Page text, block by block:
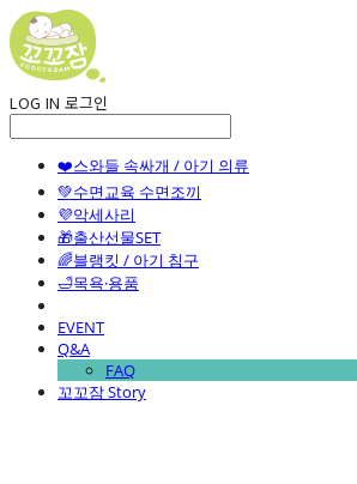
LOG IN 로그인
❤️스와들 속싸개 / 아기 의류
💚수면교육 수면조끼
💜악세사리
🎁출산선물SET
🌈블랭킷 / 아기 침구
🛁목욕·용품
EVENT
Q&A
FAQ
꼬꼬잠 Story